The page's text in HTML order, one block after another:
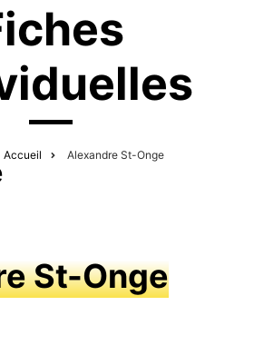
Accueil Alexandre St-Onge
St-Onge